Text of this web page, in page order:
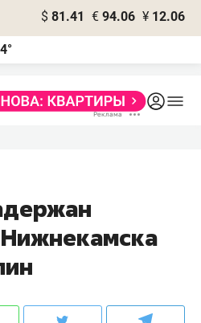
$ 81.41 € 94.06 ¥ 12.06